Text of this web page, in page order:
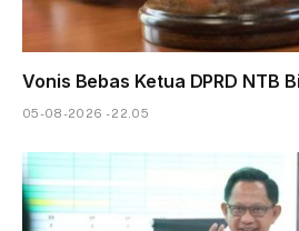
Vonis Bebas Ketua DPRD NTB
05-08-2026 - 22.05